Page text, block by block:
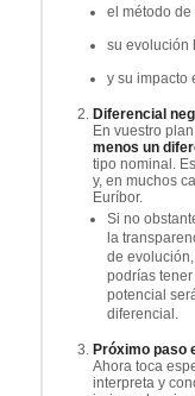
el método de
su evolución
y su impacto
Diferencial
En vuestro
menos un
tipo nominal.
y, en muchos
Euríbor.
Si no
la
de
podrías
potencial
diferencial.
Próximo paso
Ahora toca
interpreta y